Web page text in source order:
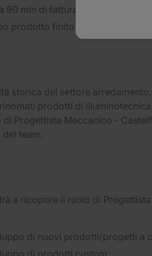
90 mln di fatturato - Sedi
prodotto finito - circa 15 persone
storica del settore
prodotti di
Progettista Meccanico -
team.
a ricoprire il ruolo di
di nuovi prodotti/progetti a
di prodotti custom;